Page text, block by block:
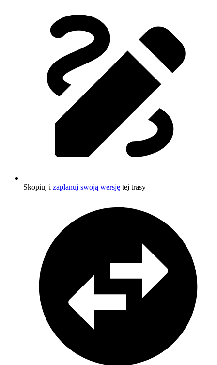
Skopiuj i zaplanuj swoją wersję tej trasy